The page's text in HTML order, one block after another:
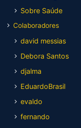
Sobre Saúde
Colaboradores
david messias
Debora Santos
djalma
EduardoBrasil
evaldo
fernando